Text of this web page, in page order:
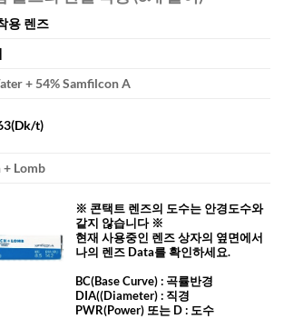
용 렌즈
+ 54% Samfilcon A
t)
+ Lomb
※ 콘택트 렌즈의 도수는 안경도수와
같지 않습니다 ※
현재 사용중인 렌즈 상자의 옆면에서
나의 렌즈 Data를 확인하세요.
BC(Base Curve): 곡률반경
DIA((Diameter) : 직경
PWR(Power) 또는 D : 도수